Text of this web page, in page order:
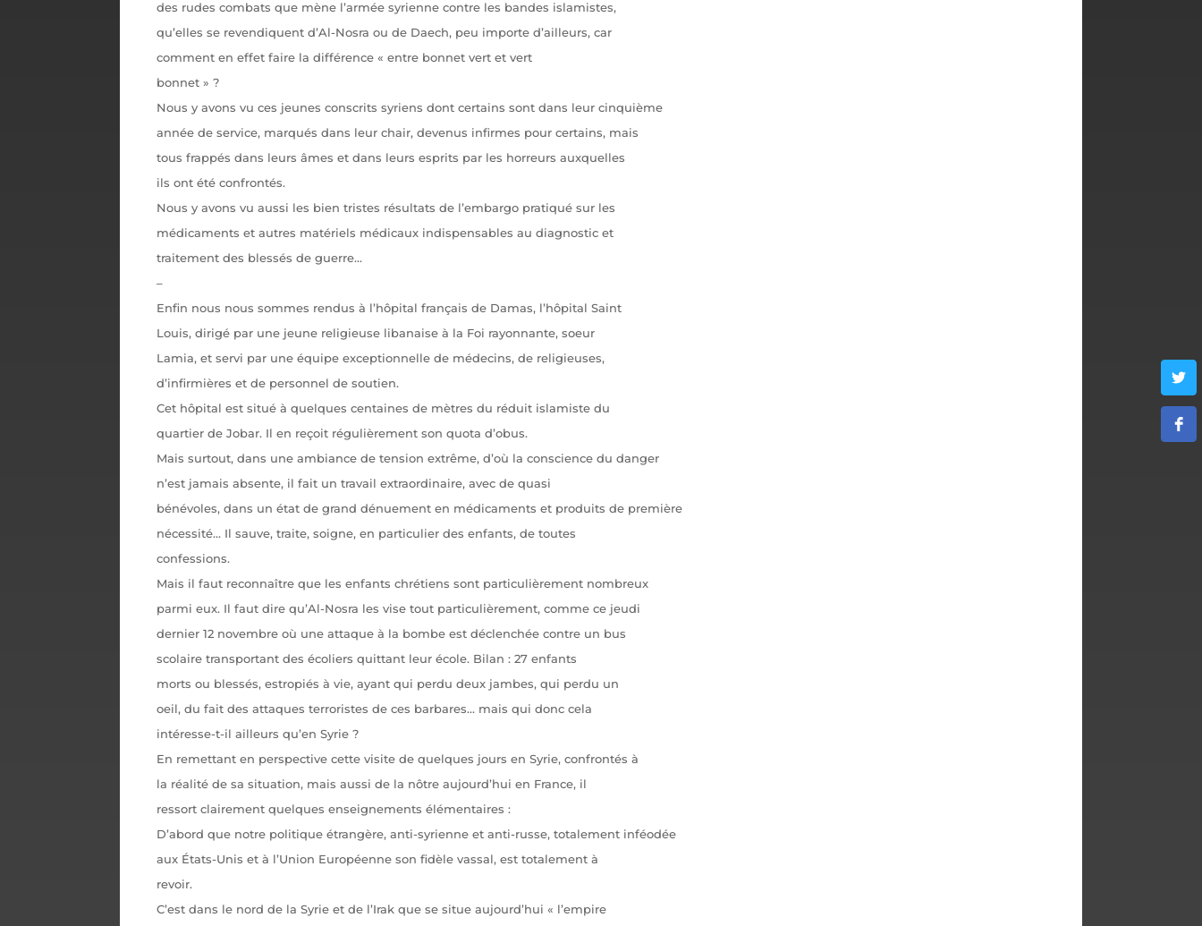
des rudes combats que mène l’armée syrienne contre les bandes islamistes,
qu’elles se revendiquent d’Al-Nosra ou de Daech, peu importe d’ailleurs, car
comment en effet faire la différence « entre bonnet vert et vert
bonnet » ?
Nous y avons vu ces jeunes conscrits syriens dont certains sont dans leur cinquième
année de service, marqués dans leur chair, devenus infirmes pour certains, mais
tous frappés dans leurs âmes et dans leurs esprits par les horreurs auxquelles
ils ont été confrontés.
Nous y avons vu aussi les bien tristes résultats de l’embargo pratiqué sur les
médicaments et autres matériels médicaux indispensables au diagnostic et
traitement des blessés de guerre…
–
Enfin nous nous sommes rendus à l’hôpital français de Damas, l’hôpital Saint
Louis, dirigé par une jeune religieuse libanaise à la Foi rayonnante, soeur
Lamia, et servi par une équipe exceptionnelle de médecins, de religieuses,
d’infirmières et de personnel de soutien.
Cet hôpital est situé à quelques centaines de mètres du réduit islamiste du
quartier de Jobar. Il en reçoit régulièrement son quota d’obus.
Mais surtout, dans une ambiance de tension extrême, d’où la conscience du danger
n’est jamais absente, il fait un travail extraordinaire, avec de quasi
bénévoles, dans un état de grand dénuement en médicaments et produits de première
nécessité… Il sauve, traite, soigne, en particulier des enfants, de toutes
confessions.
Mais il faut reconnaître que les enfants chrétiens sont particulièrement nombreux
parmi eux. Il faut dire qu’Al-Nosra les vise tout particulièrement, comme ce jeudi
dernier 12 novembre où une attaque à la bombe est déclenchée contre un bus
scolaire transportant des écoliers quittant leur école. Bilan : 27 enfants
morts ou blessés, estropiés à vie, ayant qui perdu deux jambes, qui perdu un
oeil, du fait des attaques terroristes de ces barbares… mais qui donc cela
intéresse-t-il ailleurs qu’en Syrie ?
En remettant en perspective cette visite de quelques jours en Syrie, confrontés à
la réalité de sa situation, mais aussi de la nôtre aujourd’hui en France, il
ressort clairement quelques enseignements élémentaires :
D’abord que notre politique étrangère, anti-syrienne et anti-russe, totalement inféodée
aux États-Unis et à l’Union Européenne son fidèle vassal, est totalement à
revoir.
C’est dans le nord de la Syrie et de l’Irak que se situe aujourd’hui « l’empire